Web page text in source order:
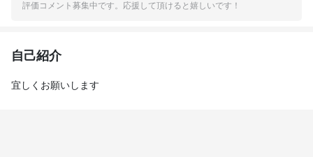
評価コメント募集中です。応援して頂けると嬉しいです！
自己紹介
宜しくお願いします